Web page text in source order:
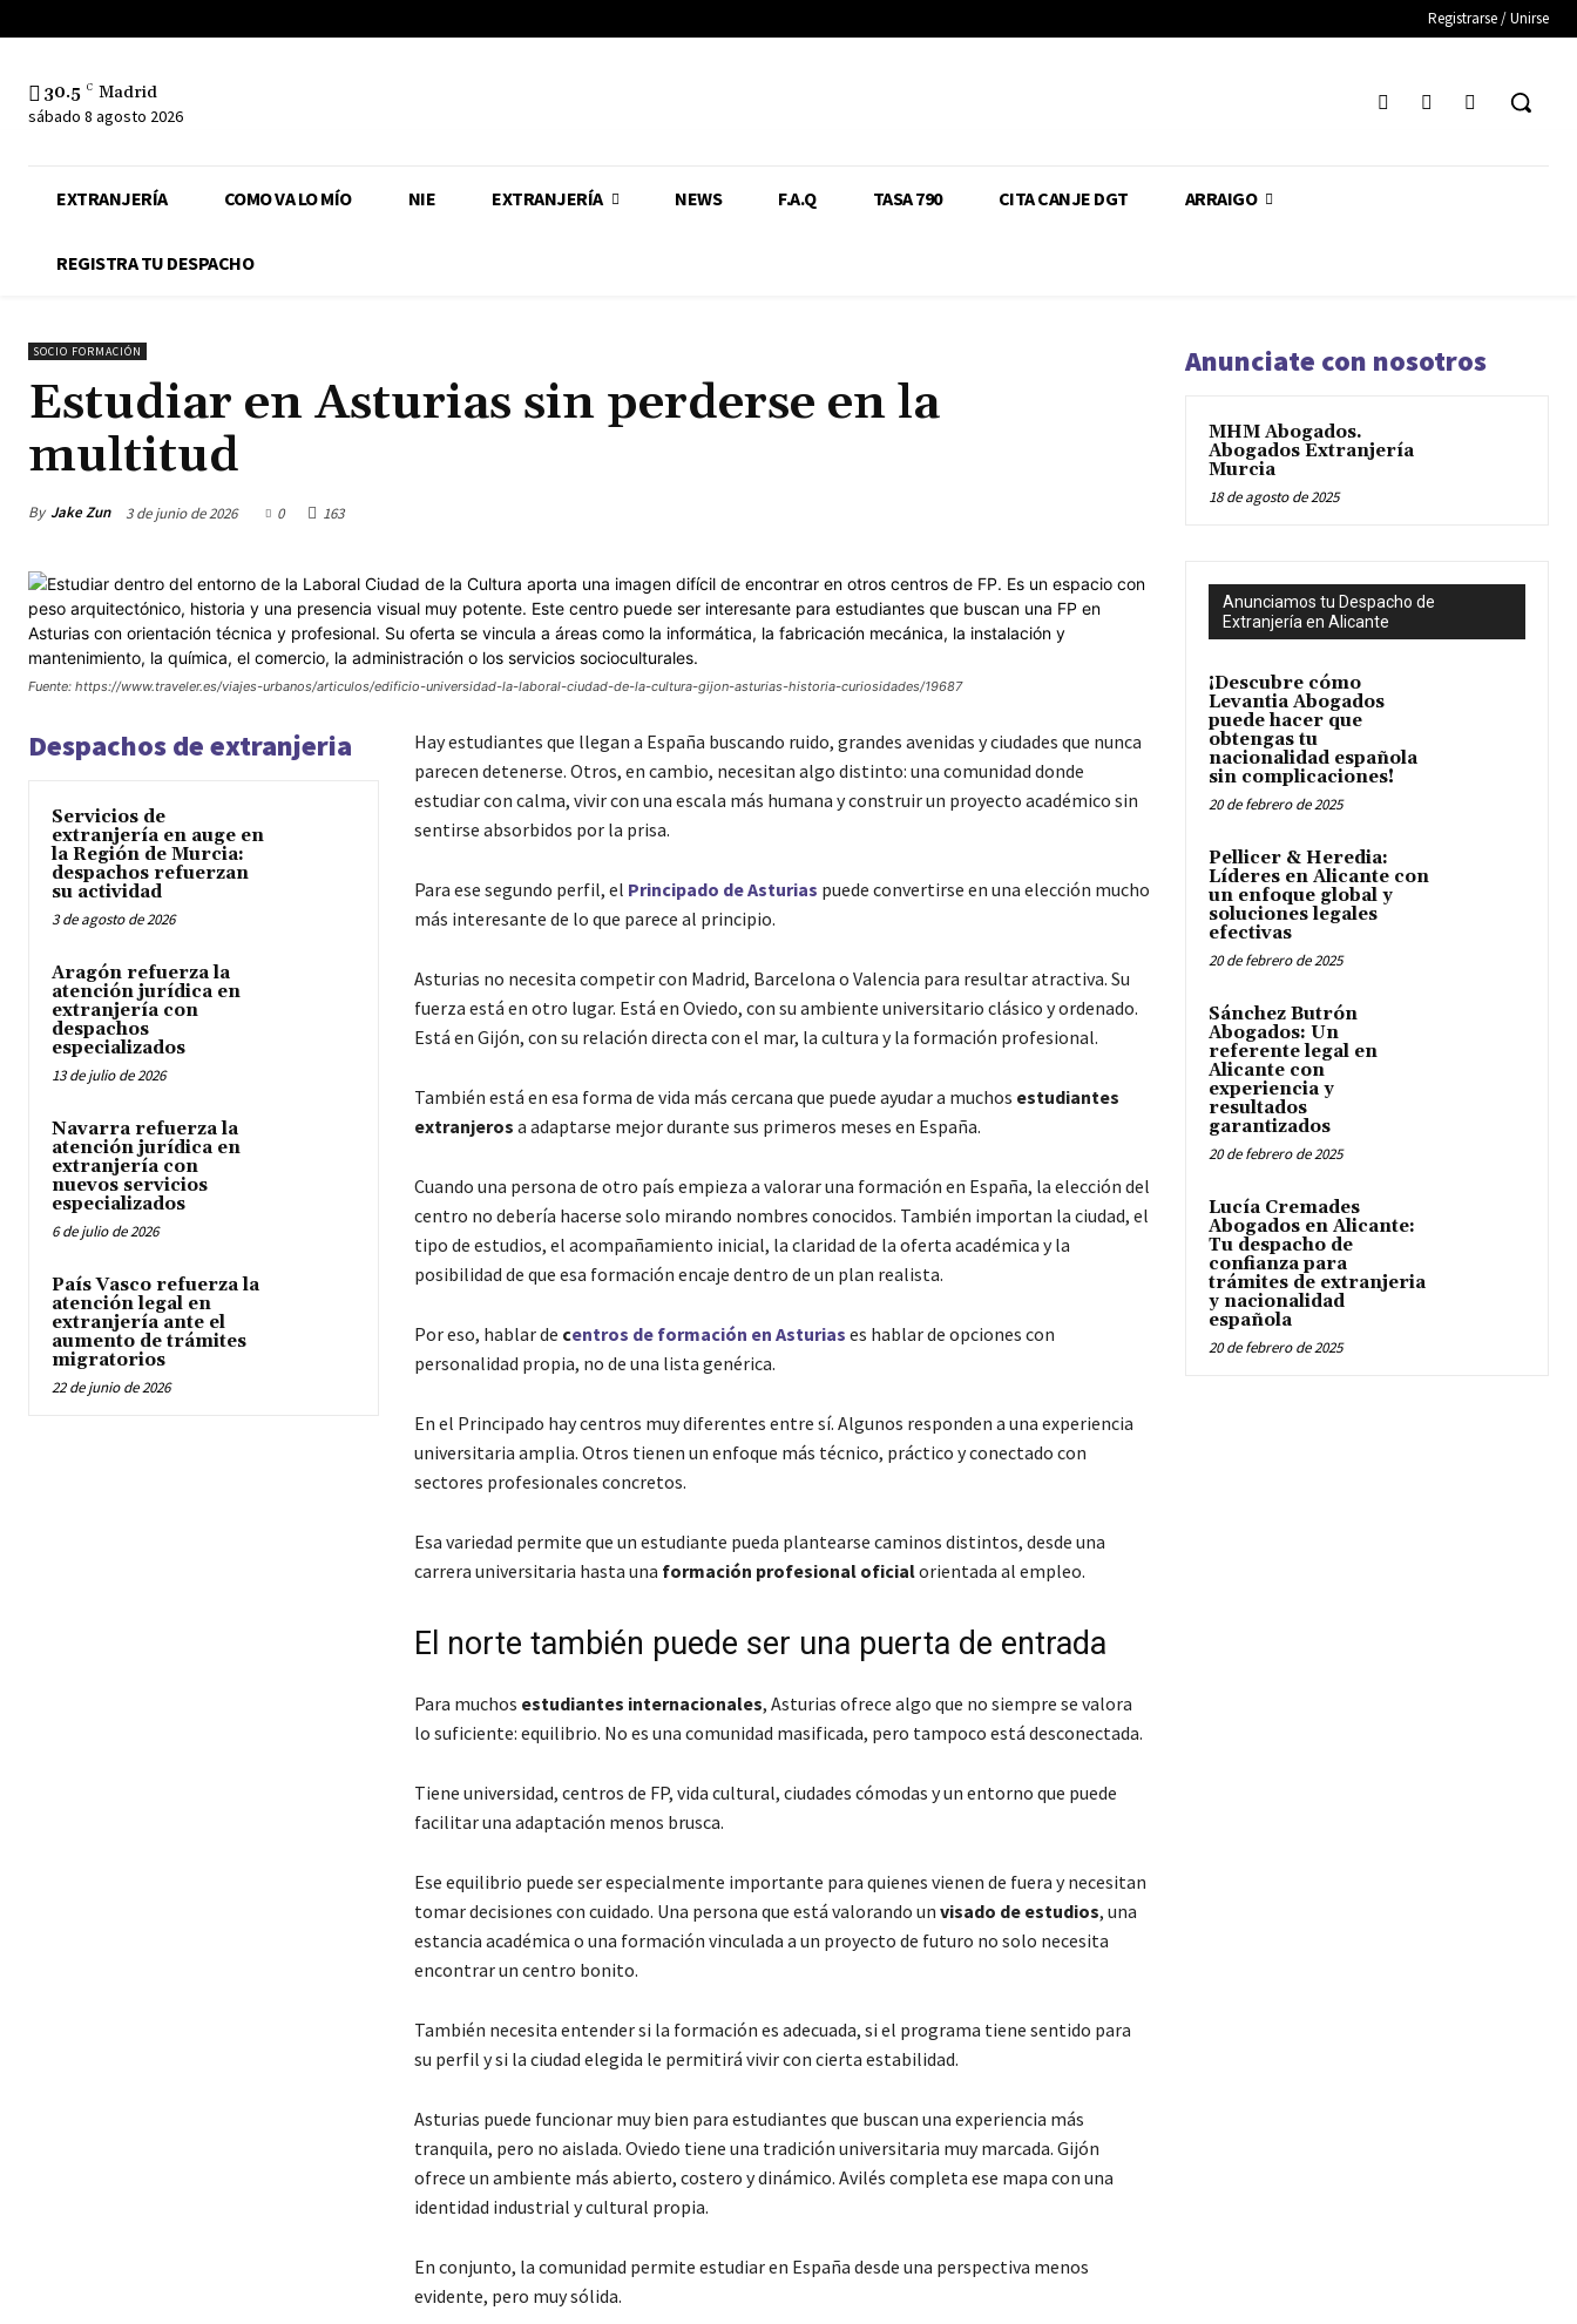
Registrarse / Unirse
30.5 C Madrid
sábado 8 agosto 2026
EXTRANJERÍA COMO VA LO MÍO NIE EXTRANJERÍA NEWS F.A.Q TASA 790 CITA CANJE DGT ARRAIGO
REGISTRA TU DESPACHO
SOCIO FORMACIÓN
Estudiar en Asturias sin perderse en la
multitud
By Jake Zun 3 de junio de 2026 0 163
Fuente: https://www.traveler.es/viajes-urbanos/articulos/edificio-universidad-la-laboral-ciudad-de-la-cultura-gijon-asturias-historia-curiosidades/19687
Despachos de extranjeria
Servicios de
extranjería en auge en
la Región de Murcia:
despachos refuerzan
su actividad
3 de agosto de 2026
Aragón refuerza la
atención jurídica en
extranjería con
despachos
especializados
13 de julio de 2026
Navarra refuerza la
atención jurídica en
extranjería con
nuevos servicios
especializados
6 de julio de 2026
País Vasco refuerza la
atención legal en
extranjería ante el
aumento de trámites
migratorios
22 de junio de 2026
Hay estudiantes que llegan a España buscando ruido, grandes avenidas y ciudades que nunca
parecen detenerse. Otros, en cambio, necesitan algo distinto: una comunidad donde
estudiar con calma, vivir con una escala más humana y construir un proyecto académico sin
sentirse absorbidos por la prisa.
Para ese segundo perfil, el Principado de Asturias puede convertirse en una elección mucho
más interesante de lo que parece al principio.
Asturias no necesita competir con Madrid, Barcelona o Valencia para resultar atractiva. Su
fuerza está en otro lugar. Está en Oviedo, con su ambiente universitario clásico y ordenado.
Está en Gijón, con su relación directa con el mar, la cultura y la formación profesional.
También está en esa forma de vida más cercana que puede ayudar a muchos estudiantes
extranjeros a adaptarse mejor durante sus primeros meses en España.
Cuando una persona de otro país empieza a valorar una formación en España, la elección del
centro no debería hacerse solo mirando nombres conocidos. También importan la ciudad, el
tipo de estudios, el acompañamiento inicial, la claridad de la oferta académica y la
posibilidad de que esa formación encaje dentro de un plan realista.
Por eso, hablar de centros de formación en Asturias es hablar de opciones con
personalidad propia, no de una lista genérica.
En el Principado hay centros muy diferentes entre sí. Algunos responden a una experiencia
universitaria amplia. Otros tienen un enfoque más técnico, práctico y conectado con
sectores profesionales concretos.
Esa variedad permite que un estudiante pueda plantearse caminos distintos, desde una
carrera universitaria hasta una formación profesional oficialorientada al empleo.
El norte también puede ser una puerta de entrada
Para muchos estudiantes internacionales, Asturias ofrece algo que no siempre se valora
lo suficiente: equilibrio. No es una comunidad masificada, pero tampoco está desconectada.
Tiene universidad, centros de FP, vida cultural, ciudades cómodas y un entorno que puede
facilitar una adaptación menos brusca.
Ese equilibrio puede ser especialmente importante para quienes vienen de fuera y necesitan
tomar decisiones con cuidado. Una persona que está valorando un visado de estudios, una
estancia académica o una formación vinculada a un proyecto de futuro no solo necesita
encontrar un centro bonito.
También necesita entender si la formación es adecuada, si el programa tiene sentido para
su perfil y si la ciudad elegida le permitirá vivir con cierta estabilidad.
Asturias puede funcionar muy bien para estudiantes que buscan una experiencia más
tranquila, pero no aislada. Oviedo tiene una tradición universitaria muy marcada. Gijón
ofrece un ambiente más abierto, costero y dinámico. Avilés completa ese mapa con una
identidad industrial y cultural propia.
En conjunto, la comunidad permite estudiar en España desde una perspectiva menos
evidente, pero muy sólida.
Anunciate con nosotros
MHM Abogados.
Abogados Extranjería
Murcia
18 de agosto de 2025
Anunciamos tu Despacho de
Extranjería en Alicante
¡Descubre cómo
Levantia Abogados
puede hacer que
obtengas tu
nacionalidad española
sin complicaciones!
20 de febrero de 2025
Pellicer & Heredia:
Líderes en Alicante con
un enfoque global y
soluciones legales
efectivas
20 de febrero de 2025
Sánchez Butrón
Abogados: Un
referente legal en
Alicante con
experiencia y
resultados
garantizados
20 de febrero de 2025
Lucía Cremades
Abogados en Alicante:
Tu despacho de
confianza para
trámites de extranjeria
y nacionalidad
española
20 de febrero de 2025